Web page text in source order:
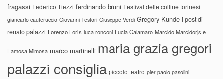
fragassi Federico Tiezzi ferdinando bruni Festival delle colline torinesi
giancarlo cauteruccio Giovanni Testori Giuseppe Verdi Gregory Kunde i post di
renato palazzi Lorenzo Loris luca ronconi Lucia Calamaro Marcido Marcidorjs e
Famosa Mimosa marco martinelli maria grazia gregori
palazzi consiglia piccolo teatro pier paolo pasolini